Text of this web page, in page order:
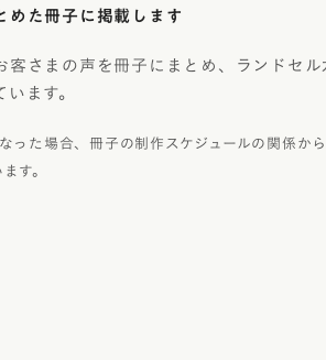
めた冊子に掲載します
客さまの声を冊子にまとめ、ランドセ
ます。
った場合、冊子の制作スケジュールの関係か
す。